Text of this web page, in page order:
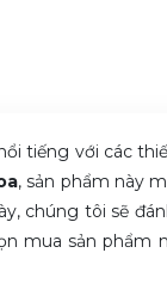
tiếng với các
, sản phẩm này
chúng tôi sẽ
mua sản phẩm